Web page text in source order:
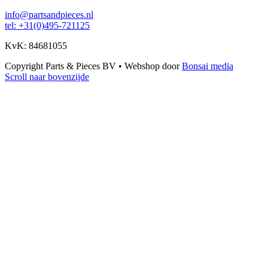
info@partsandpieces.nl
tel: +31(0)495-721125
KvK: 84681055
Copyright Parts & Pieces BV • Webshop doorBonsai media
Scroll naar bovenzijde